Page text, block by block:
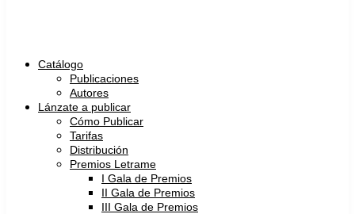
Catálogo
Publicaciones
Autores
Lánzate a publicar
Cómo Publicar
Tarifas
Distribución
Premios Letrame
I Gala de Premios
II Gala de Premios
III Gala de Premios